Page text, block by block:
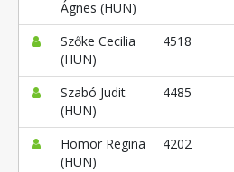
Ágnes (HUN)
Szőke Cecilia
(HUN)
4518
Szabó Judit
(HUN)
4485
Homor Regina
(HUN)
4202